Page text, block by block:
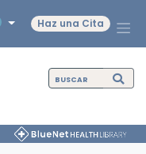
Haz una Cita